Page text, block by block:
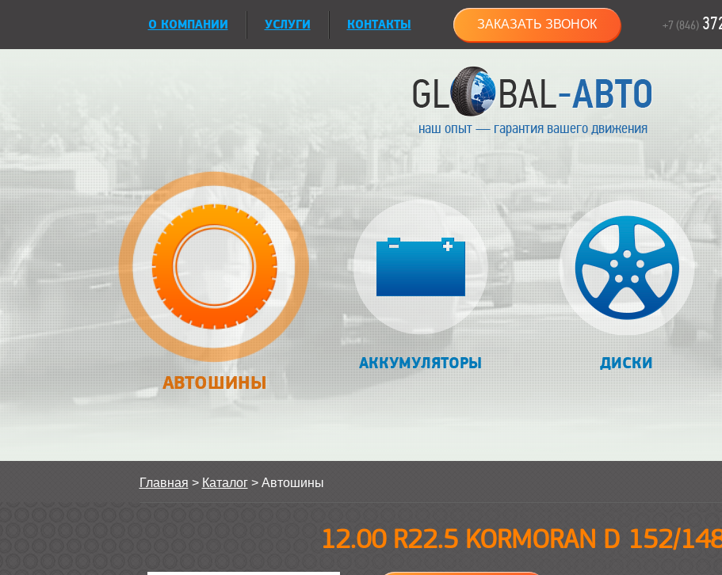
О КОМПАНИИ УСЛУГИ КОНТАКТЫ ЗАКАЗАТЬ ЗВОНОК +7 (846)
наш опыт — гарантия вашего движения
АВТОШИНЫ
АККУМУЛЯТОРЫ ДИСКИ
Главная > Каталог> Автошины
12.00 R22.5 KORMORAN D 152/